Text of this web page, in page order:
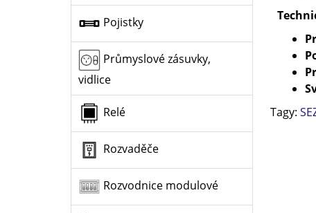
Pojistky
Průmyslové zásuvky,
vidlice
Relé
Rozvaděče
Rozvodnice modulové
Tagy: